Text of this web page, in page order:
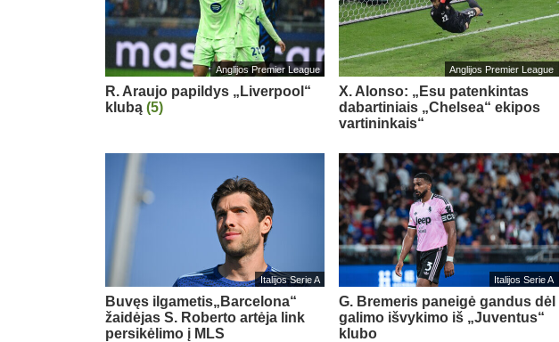
Anglijos Premier League
R. Araujo papildys „Liverpool“
klubą (5)
Anglijos Premier League
X. Alonso: „Esu patenkintas
dabartiniais „Chelsea“ ekipos
vartininkais“
Italijos Serie A
Buvęs ilgametis„Barcelona“
žaidėjas S. Roberto artėja link
persikėlimo į MLS
Italijos Serie A
G. Bremeris paneigė gandus dėl
galimo išvykimo iš „Juventus“
klubo